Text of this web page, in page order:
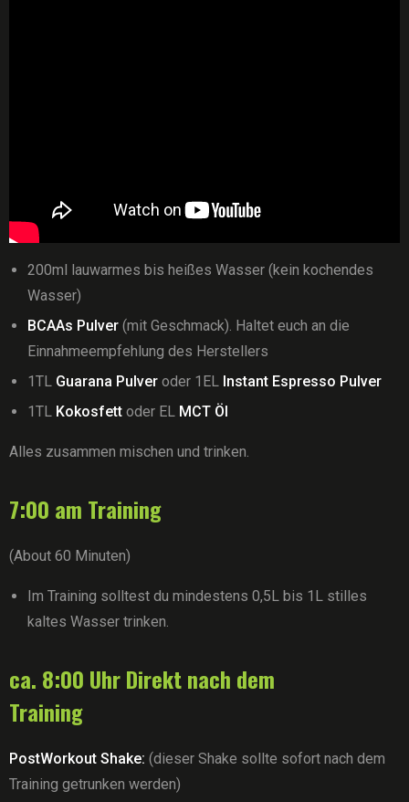
200ml lauwarmes bis heißes Wasser (kein kochendes
Wasser)
BCAAs Pulver (mit Geschmack). Haltet euch an die
Einnahmeempfehlung des Herstellers
1TL Guarana Pulver oder 1EL Instant Espresso Pulver
1TL Kokosfett oder EL MCT Öl
Alles zusammen mischen und trinken.
7:00 am Training
(About 60 Minuten)
Im Training solltest du mindestens 0,5L bis 1L stilles
kaltes Wasser trinken.
ca. 8:00 Uhr Direkt nach dem
Training
PostWorkout Shake: (dieser Shake sollte sofort nach dem
Training getrunken werden)